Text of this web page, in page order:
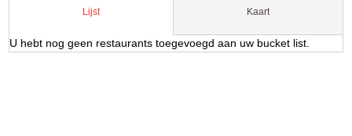
Lijst Kaart
U hebt nog geen restaurants toegevoegd aan uw bucket list.